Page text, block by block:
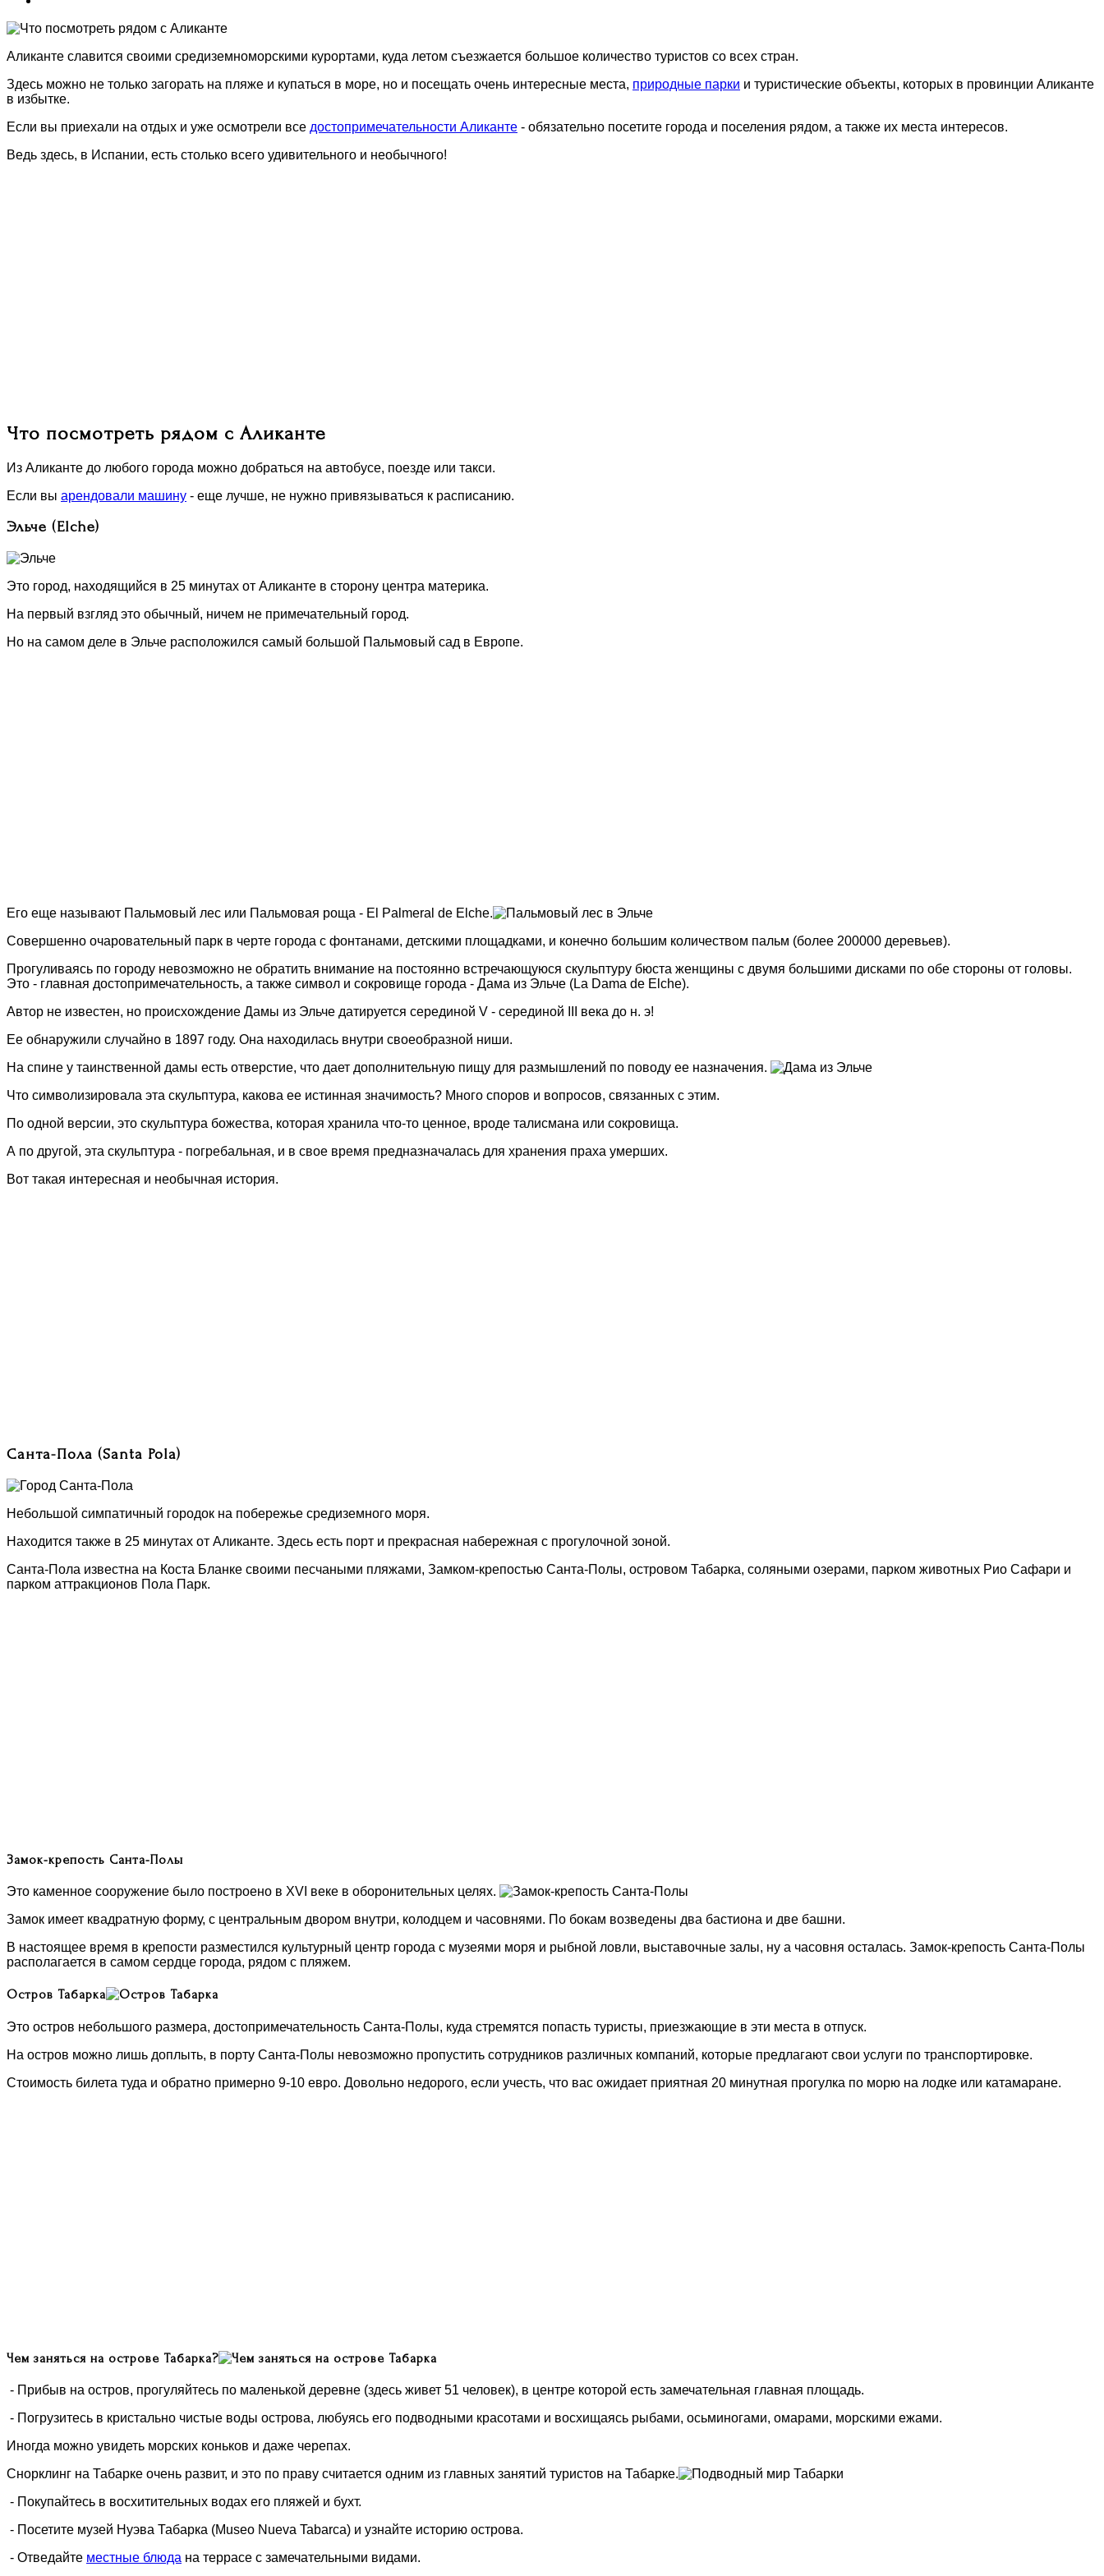
Аликанте славится своими средиземноморскими курортами, куда летом съезжается большое количество туристов со всех стран.
Здесь можно не только загорать на пляже и купаться в море, но и посещать очень интересные места, природные парки и туристические объекты, которых в провинции Аликанте
в избытке.
Если вы приехали на отдых и уже осмотрели все достопримечательности Аликанте - обязательно посетите города и поселения рядом, а также их места интересов.
Ведь здесь, в Испании, есть столько всего удивительного и необычного!
Что посмотреть рядом с Аликанте
Из Аликанте до любого города можно добраться на автобусе, поезде или такси.
Если вы арендовали машину - еще лучше, не нужно привязываться к расписанию.
Эльче (Elche)
Это город, находящийся в 25 минутах от Аликанте в сторону центра материка.
На первый взгляд это обычный, ничем не примечательный город.
Но на самом деле в Эльче расположился самый большой Пальмовый сад в Европе.
Его еще называют Пальмовый лес или Пальмовая роща - El Palmeral de Elche.
Совершенно очаровательный парк в черте города с фонтанами, детскими площадками, и конечно большим количеством пальм (более 200000 деревьев).
Прогуливаясь по городу невозможно не обратить внимание на постоянно встречающуюся скульптуру бюста женщины с двумя большими дисками по обе стороны от головы.
Это - главная достопримечательность, а также символ и сокровище города - Дама из Эльче (La Dama de Elche).
Автор не известен, но происхождение Дамы из Эльче датируется серединой V - серединой III века до н. э!
Ее обнаружили случайно в 1897 году. Она находилась внутри своеобразной ниши.
На спине у таинственной дамы есть отверстие, что дает дополнительную пищу для размышлений по поводу ее назначения.
Что символизировала эта скульптура, какова ее истинная значимость? Много споров и вопросов, связанных с этим.
По одной версии, это скульптура божества, которая хранила что-то ценное, вроде талисмана или сокровища.
А по другой, эта скульптура - погребальная, и в свое время предназначалась для хранения праха умерших.
Вот такая интересная и необычная история.
Санта-Пола (Santa Pola)
Небольшой симпатичный городок на побережье средиземного моря.
Находится также в 25 минутах от Аликанте. Здесь есть порт и прекрасная набережная с прогулочной зоной.
Санта-Пола известна на Коста Бланке своими песчаными пляжами, Замком-крепостью Санта-Полы, островом Табарка, соляными озерами, парком животных Рио Сафари и
парком аттракционов Пола Парк.
Замок-крепость Санта-Полы
Это каменное сооружение было построено в XVI веке в оборонительных целях.
Замок имеет квадратную форму, с центральным двором внутри, колодцем и часовнями. По бокам возведены два бастиона и две башни.
В настоящее время в крепости разместился культурный центр города с музеями моря и рыбной ловли, выставочные залы, ну а часовня осталась. Замок-крепость Санта-Полы
располагается в самом сердце города, рядом с пляжем.
Остров Табарка
Это остров небольшого размера, достопримечательность Санта-Полы, куда стремятся попасть туристы, приезжающие в эти места в отпуск.
На остров можно лишь доплыть, в порту Санта-Полы невозможно пропустить сотрудников различных компаний, которые предлагают свои услуги по транспортировке.
Стоимость билета туда и обратно примерно 9-10 евро. Довольно недорого, если учесть, что вас ожидает приятная 20 минутная прогулка по морю на лодке или катамаране.
Чем заняться на острове Табарка?
- Прибыв на остров, прогуляйтесь по маленькой деревне (здесь живет 51 человек), в центре которой есть замечательная главная площадь.
- Погрузитесь в кристально чистые воды острова, любуясь его подводными красотами и восхищаясь рыбами, осьминогами, омарами, морскими ежами.
Иногда можно увидеть морских коньков и даже черепах.
Снорклинг на Табарке очень развит, и это по праву считается одним из главных занятий туристов на Табарке.
- Покупайтесь в восхитительных водах его пляжей и бухт.
- Посетите музей Нуэва Табарка (Museo Nueva Tabarca) и узнайте историю острова.
- Отведайте местные блюда на террасе с замечательными видами.